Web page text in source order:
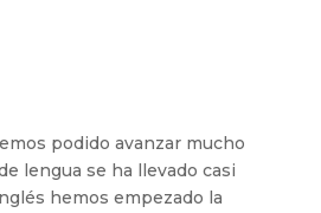
podido avanzar mucho
lengua se ha llevado casi
hemos empezado la